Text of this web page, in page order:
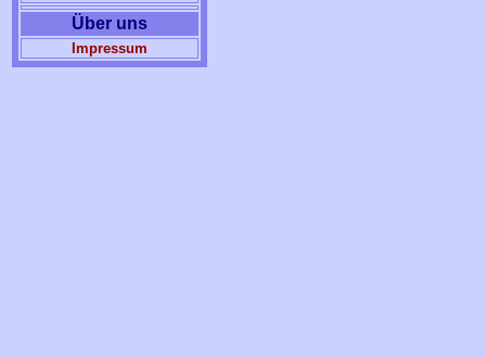
Über uns
Impressum